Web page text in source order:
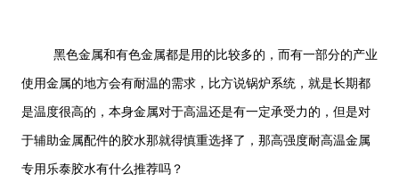
黑色金属和有色金属都是用的比较多的，而有一部分的产业
使用金属的地方会有耐温的需求，比方说锅炉系统，就是长期都
是温度很高的，本身金属对于高温还是有一定承受力的，但是对
于辅助金属配件的胶水那就得慎重选择了，那高强度耐高温金属
专用乐泰胶水有什么推荐吗？